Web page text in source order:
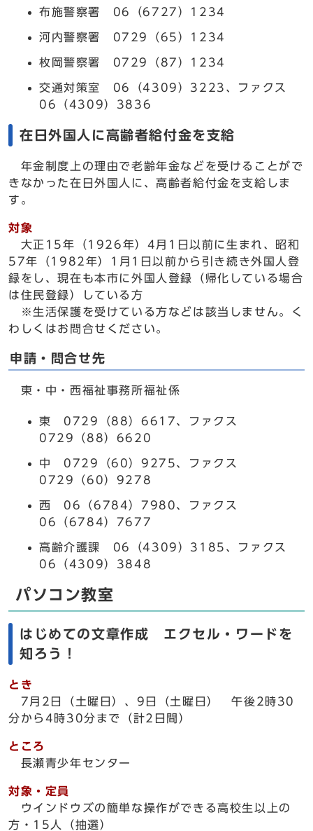
布施警察署 06（6727）1234
河内警察署 0729（65）1234
枚岡警察署 0729（87）1234
交通対策室 06（4309）3223、ファクス
06（4309）3836
在日外国人に高齢者給付金を支給
年金制度上の理由で老齢年金などを受けることがで
きなかった在日外国人に、高齢者給付金を支給しま
す。
対象
大正15年（1926年）4月1日以前に生まれ、昭和
57年（1982年）1月1日以前から引き続き外国人登
録をし、現在も本市に外国人登録（帰化している場合
は住民登録）している方
※生活保護を受けている方などは該当しません。く
わしくはお問合せください。
申請・問合せ先
東・中・西福祉事務所福祉係
東 0729（88）6617、ファクス
0729（88）6620
中 0729（60）9275、ファクス
0729（60）9278
西 06（6784）7980、ファクス
06（6784）7677
高齢介護課 06（4309）3185、ファクス
06（4309）3848
パソコン教室
はじめての文章作成 エクセル・ワードを
知ろう！
とき
7月2日（土曜日）、9日（土曜日） 午後2時30
分から4時30分まで（計2日間）
ところ
長瀬青少年センター
対象・定員
ウインドウズの簡単な操作ができる高校生以上の
方・15人（抽選）